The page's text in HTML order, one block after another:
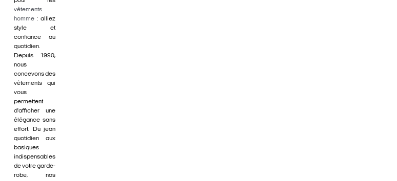
vêtements
homme : alliez
style et
confiance au
quotidien.
Depuis 1990,
nous
concevons des
vêtements qui
vous
permettent
d'afficher une
élégance sans
effort. Du jean
quotidien aux
basiques
indispensables
de votre garde-
robe, nos